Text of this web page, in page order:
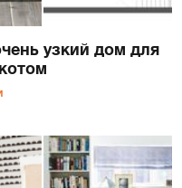
узкий дом для